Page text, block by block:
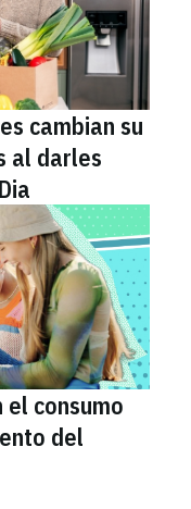
cambian su
al darles
consumo
del